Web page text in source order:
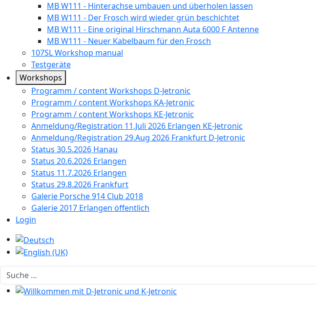
MB W111 - Hinterachse umbauen und überholen lassen
MB W111 - Der Frosch wird wieder grün beschichtet
MB W111 - Eine original Hirschmann Auta 6000 F Antenne
MB W111 - Neuer Kabelbaum für den Frosch
107SL Workshop manual
Testgeräte
Workshops
Programm / content Workshops D-Jetronic
Programm / content Workshops KA-Jetronic
Programm / content Workshops KE-Jetronic
Anmeldung/Registration 11.Juli 2026 Erlangen KE-Jetronic
Anmeldung/Registration 29.Aug 2026 Frankfurt D-Jetronic
Status 30.5.2026 Hanau
Status 20.6.2026 Erlangen
Status 11.7.2026 Erlangen
Status 29.8.2026 Frankfurt
Galerie Porsche 914 Club 2018
Galerie 2017 Erlangen öffentlich
Login
Sprache auswählen
Suchen